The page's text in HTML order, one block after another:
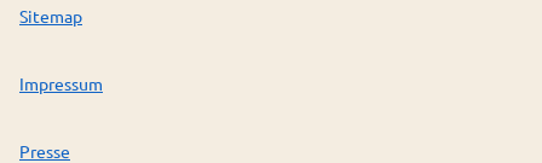
Sitemap
Impressum
Presse